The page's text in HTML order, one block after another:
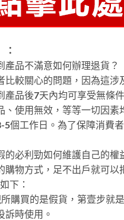
：
品不滿意如何辦理退貨？
比較關心的問題，因為這
品後7天內均可享受無條
、使用無效，等等一切因
個工作日。為了保障消費
的必利勁如何維護自己的權
購物方式，足不出戶就可
下：
購買的是假貨，第壹步就
訴時使用。